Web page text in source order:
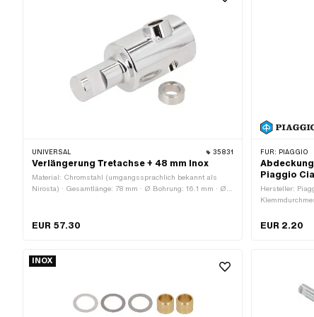
UNIVERSAL 35831
Verlängerung Tretachse + 48 mm Inox
Material: Chromstahl (umgangssprachlich bekannt als
Nirosta) · Gesamtlänge: 78 mm · Ø Bohrung: 16.1 mm · Ø
EUR 57.30
FÜR: PIAGGIO
Piaggio
Hersteller:
EUR 2.20
INOX